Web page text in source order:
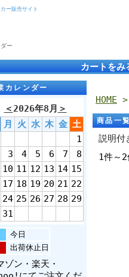
ー販売サイト
ー
カートをみ
カレンダー
＜2026年8月 ＞
月 火 水 木 金 土
1
3 4 5 6 7
8
10 11 12 13 14 15
17 18 19 20 21 22
24 25 26 27 28 29
31
今日
出荷休止日
ゾン・楽天・
HOME >
商品一覧
説明付
1件～2